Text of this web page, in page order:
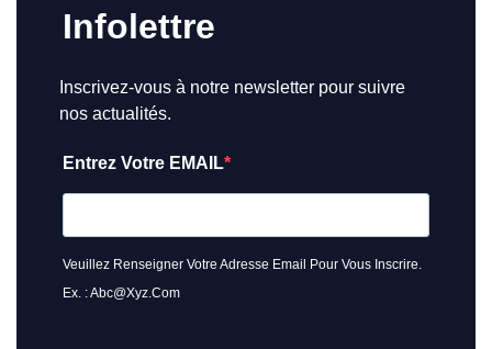
Infolettre
Inscrivez-vous à notre newsletter pour suivre
nos actualités.
Entrez Votre EMAIL
Veuillez Renseigner Votre Adresse Email Pour Vous Inscrire.
Ex. : Abc@xyz.com